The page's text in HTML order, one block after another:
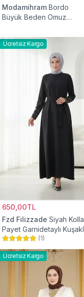
Modamihram Bordo
Büyük Beden Omuz
Ücretsiz Kargo
650,00TL
Fzd Filizzade Siyah
Payet Garnidetaylı
Abiye Elbise
(1)
Ücretsiz Kargo